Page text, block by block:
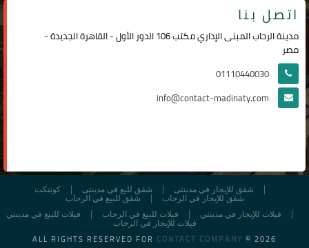
اتصل بنا
مدينة الرحاب المبنى الإداري مكتب 106 الدور الأول - القاهرة الجديدة -
مصر
01110440030
info@contact-madinaty.com
كونتكت شقق لليع في مدينتى
شقق للإيجار في مدينتى
شقق للبيع في الرحاب
شقق للإيجار في الرحاب
فيلات للبيع في مدينتي
فيلات للبيع في الرحاب
فيلات للإيجار في مدينتي
فيلات للإيجار في الرحاب
ALL RIGHTS RESERVED FOR CONTACT COMPANY © 2026